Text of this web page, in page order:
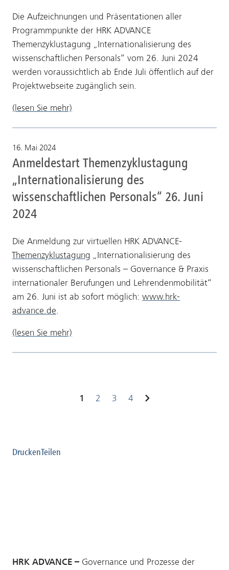
Die Aufzeichnungen und Präsentationen aller
Programmpunkte der HRK ADVANCE
Themenzyklustagung „Internationalisierung des
wissenschaftlichen Personals“ vom 26. Juni 2024
werden voraussichtlich ab Ende Juli öffentlich auf der
Projektwebseite zugänglich sein.
(lesen Sie mehr)
16. Mai 2024
Anmeldestart Themenzyklustagung
„Internationalisierung des
wissenschaftlichen Personals“ 26. Juni
2024
Die Anmeldung zur virtuellen HRK ADVANCE-
Themenzyklustagung „Internationalisierung des
wissenschaftlichen Personals – Governance & Praxis
internationaler Berufungen und Lehrendenmobilität“
am 26. Juni ist ab sofort möglich: www.hrk-
advance.de.
(lesen Sie mehr)
1 2 3 4
DruckenTeilen
HRK ADVANCE – Governance und Prozesse der